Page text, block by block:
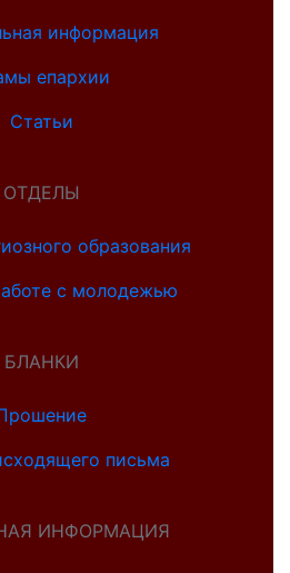
информация
епархии
Статьи
ОТДЕЛЫ
образования
с молодежью
БЛАНКИ
письма
ИНФОРМАЦИЯ